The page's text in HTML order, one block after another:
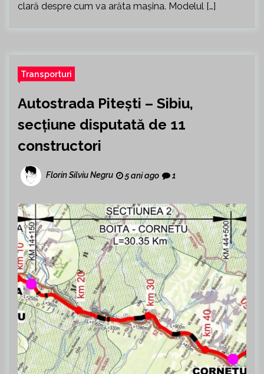
clară despre cum va arăta mașina. Modelul […]
Transporturi
Autostrada Pitești – Sibiu,
secțiune disputată de 11
constructori
Florin Silviu Negru 5 ani ago 1